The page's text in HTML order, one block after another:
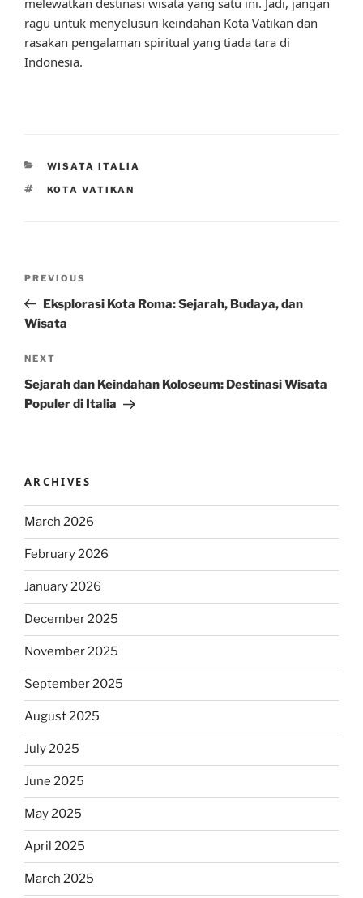
melewatkan destinasi wisata yang satu ini. Jadi, jangan
ragu untuk menyelusuri keindahan Kota Vatikan dan
rasakan pengalaman spiritual yang tiada tara di
Indonesia.
CATEGORIES
WISATA ITALIA
TAGS
KOTA VATIKAN
Previous
Post
PREVIOUS
Eksplorasi Kota Roma: Sejarah, Budaya, dan
Wisata
Next
Post
NEXT
Sejarah dan Keindahan Koloseum: Destinasi Wisata
Populer di Italia
ARCHIVES
March 2026
February 2026
January 2026
December 2025
November 2025
September 2025
August 2025
July 2025
June 2025
May 2025
April 2025
March 2025